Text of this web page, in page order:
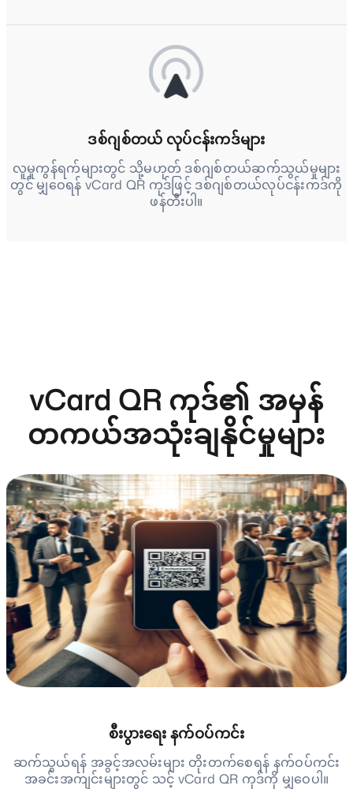
ဒစ်ဂျစ်တယ် လုပ်ငန်းကဒ်များ
လူမှုကွန်ရက်များတွင် သို့မဟုတ် ဒစ်ဂျစ်တယ်ဆက်သွယ်မှုများ
တွင် မျှဝေရန် vCard QR ကုဒ်ဖြင့် ဒစ်ဂျစ်တယ်လုပ်ငန်းကဒ်ကို
ဖန်တီးပါ။
vCard QR ကုဒ်၏ အမှန်
တကယ်အသုံးချနိုင်မှုများ
စီးပွားရေး နက်ဝပ်ကင်း
ဆက်သွယ်ရန် အခွင့်အလမ်းများ တိုးတက်စေရန် နက်ဝပ်ကင်း
အခင်းအကျင်းများတွင် သင့် vCard QR ကုဒ်ကို မျှဝေပါ။